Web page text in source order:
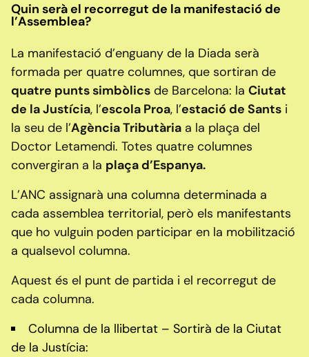
Quin serà el recorregut de la manifestació de
l’Assemblea?
La manifestació d’enguany de la Diada serà
formada per quatre columnes, que sortiran de
quatre punts simbòlics de Barcelona: la Ciutat
de la Justícia, l’escola Proa, l’estació de Sants i
la seu de l’Agència Tributària a la plaça del
Doctor Letamendi. Totes quatre columnes
convergiran a la plaça d’Espanya.
L’ANC assignarà una columna determinada a
cada assemblea territorial, però els manifestants
que ho vulguin poden participar en la mobilització
a qualsevol columna.
Aquest és el punt de partida i el recorregut de
cada columna.
Columna de la llibertat – Sortirà de la Ciutat
de la Justícia: